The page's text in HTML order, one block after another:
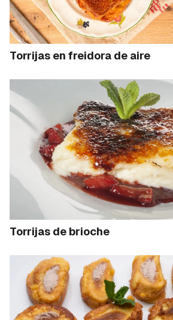
Torrijas en freidora de aire
Torrijas de brioche